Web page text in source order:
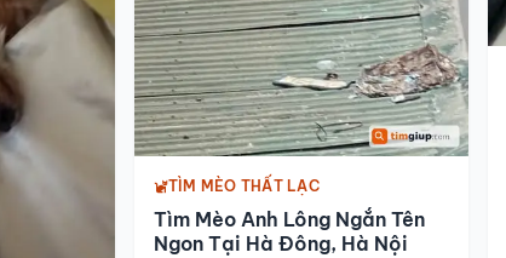
TÌM MÈO THẤT LẠC
Tìm Mèo Anh Lông Ngắn Tên
Ngon Tại Hà Đông, Hà Nội